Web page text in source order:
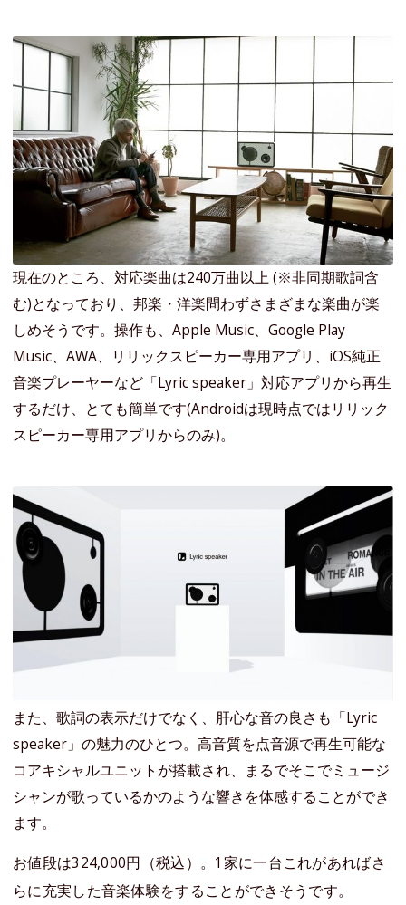
現在のところ、対応楽曲は240万曲以上 (※非同期歌詞含
む)となっており、邦楽・洋楽問わずさまざまな楽曲が楽
しめそうです。操作も、Apple Music、Google Play
Music、AWA、リリックスピーカー専用アプリ、iOS純正
音楽プレーヤーなど「Lyric speaker」対応アプリから再生
するだけ、とても簡単です(Androidは現時点ではリリック
スピーカー専用アプリからのみ)。
また、歌詞の表示だけでなく、肝心な音の良さも「Lyric
speaker」の魅力のひとつ。高音質を点音源で再生可能な
コアキシャルユニットが搭載され、まるでそこでミュージ
シャンが歌っているかのような響きを体感することができ
ます。
お値段は324,000円（税込）。1家に一台これがあればさ
らに充実した音楽体験をすることができそうです。